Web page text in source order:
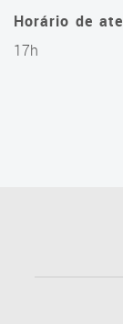
Sala de
Multifuncionais
Horário de
17h